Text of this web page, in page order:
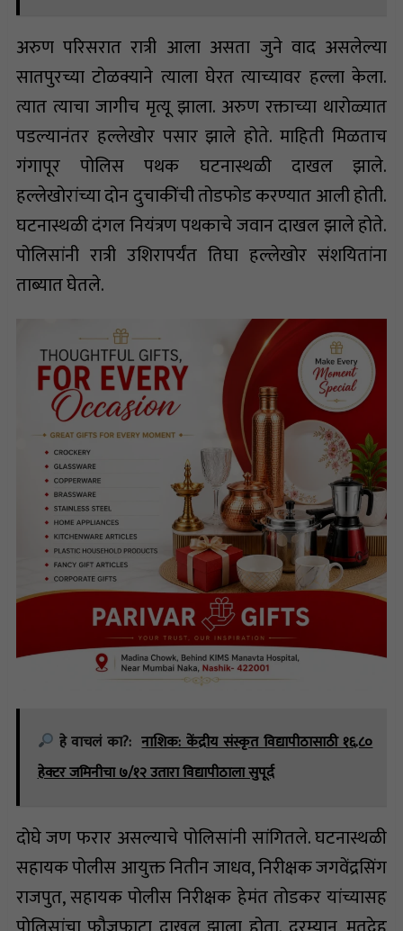
अरुण परिसरात रात्री आला असता जुने वाद असलेल्या
सातपुरच्या टोळक्याने त्याला घेरत त्याच्यावर हल्ला केला.
त्यात त्याचा जागीच मृत्यू झाला. अरुण रक्ताच्या थारोळ्यात
पडल्यानंतर हल्लेखोर पसार झाले होते. माहिती मिळताच
गंगापूर पोलिस पथक घटनास्थळी दाखल झाले.
हल्लेखोरांच्या दोन दुचाकींची तोडफोड करण्यात आली होती.
घटनास्थळी दंगल नियंत्रण पथकाचे जवान दाखल झाले होते.
पोलिसांनी रात्री उशिरापर्यंत तिघा हल्लेखोर संशयितांना
ताब्यात घेतले.
हे वाचलं का?: नाशिक: केंद्रीय संस्कृत विद्यापीठासाठी १६.८०
हेक्टर जमिनीचा ७/१२ उतारा विद्यापीठाला सुपूर्द
दोघे जण फरार असल्याचे पोलिसांनी सांगितले. घटनास्थळी
सहायक पोलीस आयुक्त नितीन जाधव, निरीक्षक जगवेंद्रसिंग
राजपुत, सहायक पोलीस निरीक्षक हेमंत तोडकर यांच्यासह